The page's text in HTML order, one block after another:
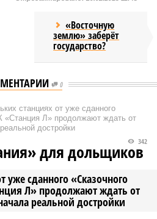
«Восточную
землю» заберёт
государство?
0
станциях от уже сданного
«Станция Л» продолжают ждать от
достройки
уже сданного «Сказочного
Л» продолжают ждать от
реальной достройки
342
для дольщиков